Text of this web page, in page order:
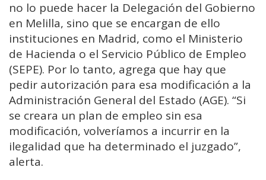
no lo puede hacer la Delegación del Gobierno
en Melilla, sino que se encargan de ello
instituciones en Madrid, como el Ministerio
de Hacienda o el Servicio Público de Empleo
(SEPE). Por lo tanto, agrega que hay que
pedir autorización para esa modificación a la
Administración General del Estado (AGE). “Si
se creara un plan de empleo sin esa
modificación, volveríamos a incurrir en la
ilegalidad que ha determinado el juzgado”,
alerta.